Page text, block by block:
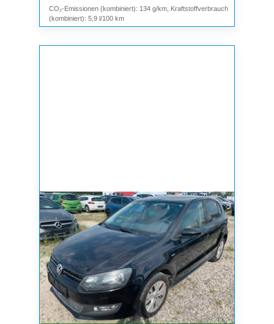
CO₂-Emissionen (kombiniert): 134 g/km, Kraftstoffverbrauch
(kombiniert): 5,9 l/100 km